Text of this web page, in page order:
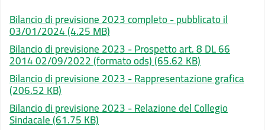
Bilancio di previsione 2023 completo - pubblicato il
03/01/2024(4.25 MB)
Bilancio di previsione 2023 - Prospetto art. 8 DL 66
2014 02/09/2022 (formato ods)(65.62 KB)
Bilancio di previsione 2023 - Rappresentazione grafica
(206.52 KB)
Bilancio di previsione 2023 - Relazione del Collegio
Sindacale(61.75 KB)